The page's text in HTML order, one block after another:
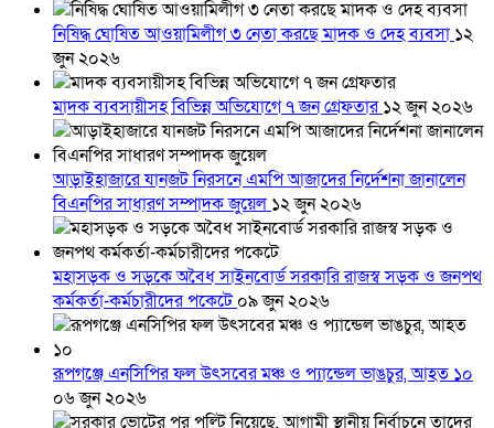
নিষিদ্ধ ঘোষিত আওয়ামিলীগ ৩ নেতা করছে মাদক ও দেহ ব্যবসা ১২
জুন ২০২৬
মাদক ব্যবসায়ীসহ বিভিন্ন অভিযোগে ৭ জন গ্রেফতার১২ জুন ২০২৬
আড়াইহাজারে যানজট নিরসনে এমপি আজাদের নির্দেশনা জানালেন
বিএনপির সাধারণ সম্পাদক জুয়েল ১২ জুন ২০২৬
মহাসড়ক ও সড়কে অবৈধ সাইনবোর্ড সরকারি রাজস্ব সড়ক ও জনপথ
কর্মকর্তা-কর্মচারীদের পকেটে০৯ জুন ২০২৬
রূপগঞ্জে এনসিপির ফল উৎসবের মঞ্চ ও প্যান্ডেল ভাঙচুর, আহত ১০
০৬ জুন ২০২৬